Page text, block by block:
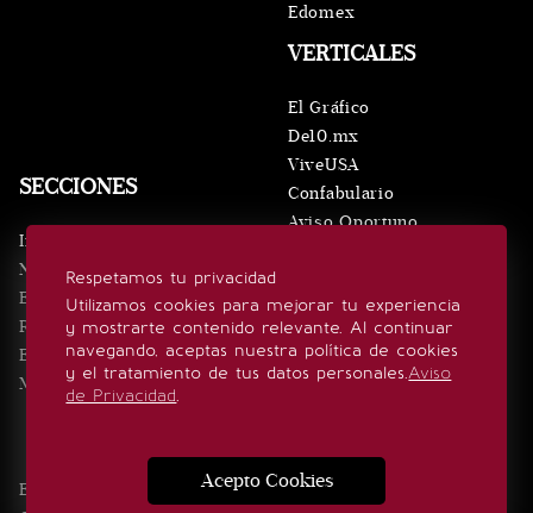
Respetamos tu privacidad
Utilizamos cookies para mejorar tu experiencia
y mostrarte contenido relevante. Al continuar
navegando, aceptas nuestra política de cookies
y el tratamiento de tus datos personales.Aviso
de Privacidad.
Acepto Cookies
SECCIONES
Inicio
Noticias
Eventos
Realeza
Estilo de vida
Minuto x Minuto
VERTICALES
El Gráfico
De10.mx
ViveUSA
Confabulario
Aviso Oportuno
Edomex
SÍGUENOS
Edición Impresa Noticias Quiénes somos